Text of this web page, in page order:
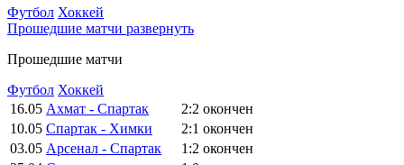
Футбол Хоккей
Прошедшие матчи развернуть
Прошедшие матчи
Футбол Хоккей
16.05 Ахмат - Спартак 2:2 окончен
10.05 Спартак - Химки 2:1 окончен
03.05 Арсенал - Спартак 1:2 окончен